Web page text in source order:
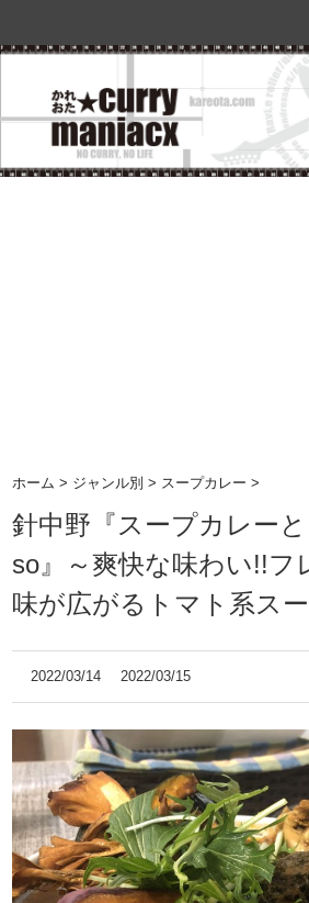
ホーム > ジャンル別 > スープカレー >
針中野『スープカレー
so』～爽快な味わい!!フ
味が広がるトマト系ス
2022/03/14 2022/03/15